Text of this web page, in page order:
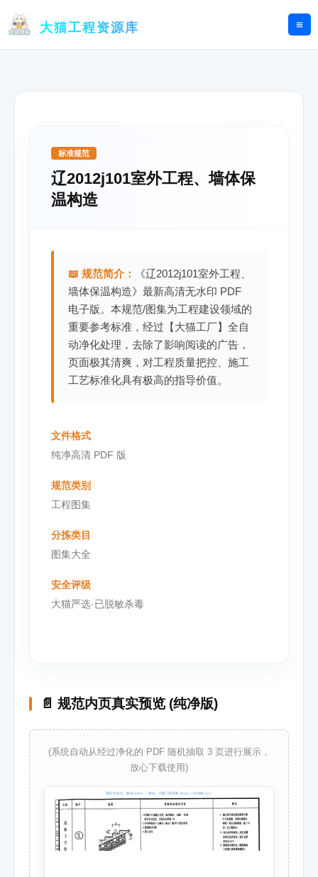
大猫工程资源库
标准规范
辽2012j101室外工程、墙体保
温构造
📖 规范简介：
《辽2012j101室外工程、
墙体保温构造》最新高清无水印 PDF
电子版。本规范/图集为工程建设领域的
重要参考标准，经过【大猫工厂】全自
动净化处理，去除了影响阅读的广告，
页面极其清爽，对工程质量把控、施工
工艺标准化具有极高的指导价值。
文件格式
纯净高清 PDF 版
规范类别
工程图集
分拣类目
图集大全
安全评级
大猫严选·已脱敏杀毒
📄 规范内页真实预览 (纯净版)
(系统自动从经过净化的 PDF 随机抽取 3 页进行展示，
放心下载使用)